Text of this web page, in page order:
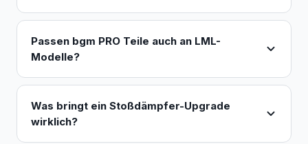
Passen bgm PRO Teile auch an LML-
Modelle?
Was bringt ein Stoßdämpfer-Upgrade
wirklich?